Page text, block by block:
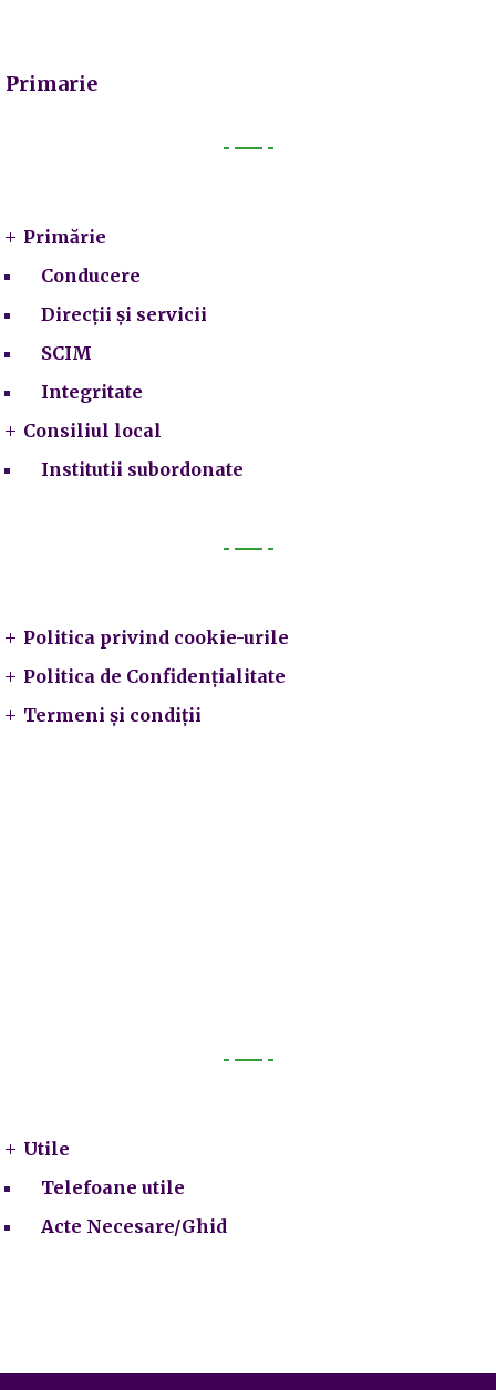
Primarie
Primărie
Conducere
Direcții și servicii
SCIM
Integritate
Consiliul local
Institutii subordonate
Politica privind cookie-urile
Politica de Confidențialitate
Termeni și condiții
Utile
Telefoane utile
Acte Necesare/Ghid